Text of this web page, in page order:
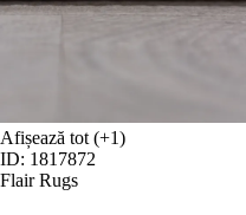
Afișează tot (+1)
ID: 1817872
Flair Rugs